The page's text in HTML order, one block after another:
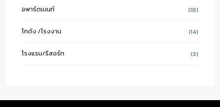
อพาร์ตเมนท์ (18)
โกดัง /โรงงาน (14)
โรงแรม/รีสอร์ท (3)